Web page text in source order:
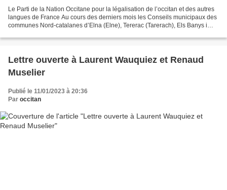
Le Parti de la Nation Occitane pour la légalisation de l’occitan et des autres
langues de France Au cours des derniers mois les Conseils municipaux des
communes Nord-catalanes d’Elna (Elne), Tererac (Tarerach), Els Banys i
Lettre ouverte à Laurent Wauquiez et Renaud
Muselier
Publié le 11/01/2023 à 20:36
Par occitan